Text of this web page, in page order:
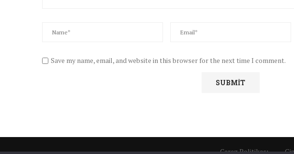
Save my name, email, and website in this browser for the next time I comment.
Çerez Politikası